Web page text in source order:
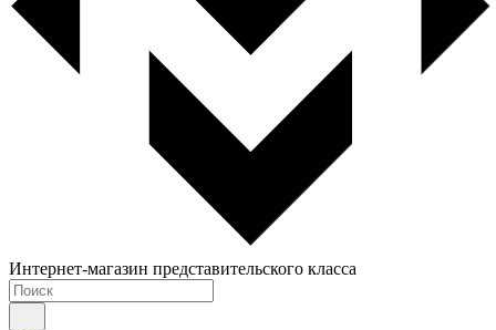
Интернет-магазин представительского класса